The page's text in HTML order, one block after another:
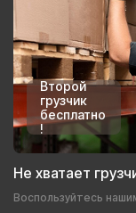
Второй
грузчик
бесплатно
!
Не хватает
Воспользуйтесь